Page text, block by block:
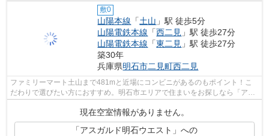
敷0
山陽本線 「土山 」駅 徒歩5分
山陽電鉄本線 「西二見 」駅 徒歩27分
山陽電鉄本線 「東二見 」駅 徒歩27分
築30年
兵庫県明石市二見町西二見
ファミリーマート土山まで481mと近場にコンビニがあるのもポイント！こ
だわりで選びたい方におすすめ。明石市エリアで住まいをお探しなら「アス
現在空室情報がありません。
「アスガルド明石ウエスト」への